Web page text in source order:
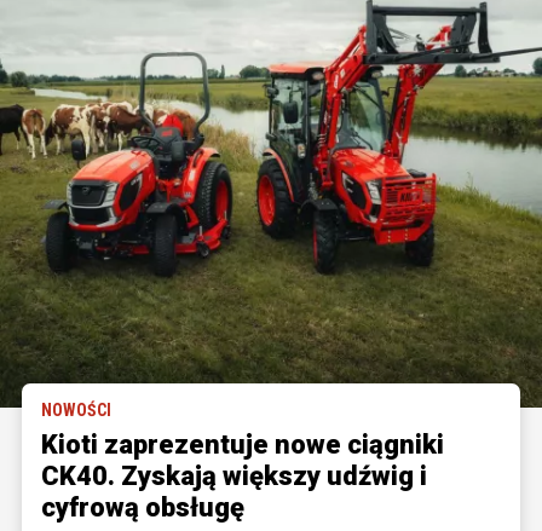
NOWOŚCI
Kioti zaprezentuje nowe ciągniki
CK40. Zyskają większy udźwig i
cyfrową obsługę